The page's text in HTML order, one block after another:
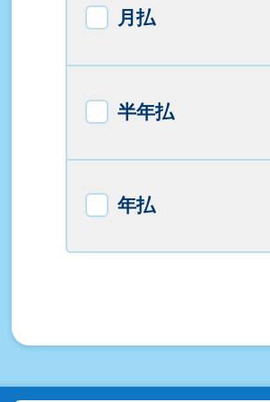
月払
半年払
年払